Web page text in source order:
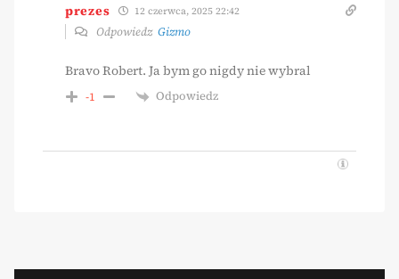
prezes 12 czerwca, 2025 22:42
Odpowiedz Gizmo
Bravo Robert. Ja bym go nigdy nie wybral
-1 Odpowiedz